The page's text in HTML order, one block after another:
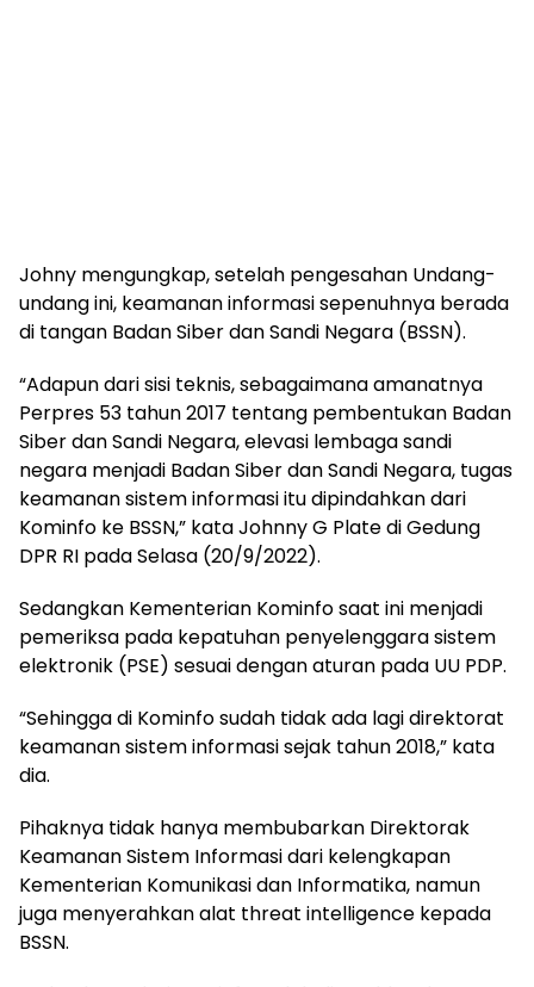
Johny mengungkap, setelah pengesahan Undang-
undang ini, keamanan informasi sepenuhnya berada
di tangan Badan Siber dan Sandi Negara (BSSN).
“Adapun dari sisi teknis, sebagaimana amanatnya
Perpres 53 tahun 2017 tentang pembentukan Badan
Siber dan Sandi Negara, elevasi lembaga sandi
negara menjadi Badan Siber dan Sandi Negara, tugas
keamanan sistem informasi itu dipindahkan dari
Kominfo ke BSSN,” kata Johnny G Plate di Gedung
DPR RI pada Selasa (20/9/2022).
Sedangkan Kementerian Kominfo saat ini menjadi
pemeriksa pada kepatuhan penyelenggara sistem
elektronik (PSE) sesuai dengan aturan pada UU PDP.
“Sehingga di Kominfo sudah tidak ada lagi direktorat
keamanan sistem informasi sejak tahun 2018,” kata
dia.
Pihaknya tidak hanya membubarkan Direktorak
Keamanan Sistem Informasi dari kelengkapan
Kementerian Komunikasi dan Informatika, namun
juga menyerahkan alat threat intelligence kepada
BSSN.